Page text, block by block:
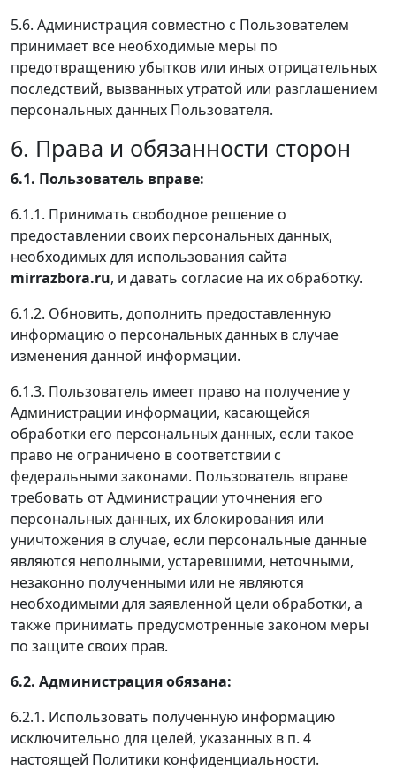
5.6. Администрация совместно с Пользователем
принимает все необходимые меры по
предотвращению убытков или иных отрицательных
последствий, вызванных утратой или разглашением
персональных данных Пользователя.
6. Права и обязанности сторон
6.1. Пользователь вправе:
6.1.1. Принимать свободное решение о
предоставлении своих персональных данных,
необходимых для использования сайта
mirrazbora.ru, и давать согласие на их обработку.
6.1.2. Обновить, дополнить предоставленную
информацию о персональных данных в случае
изменения данной информации.
6.1.3. Пользователь имеет право на получение у
Администрации информации, касающейся
обработки его персональных данных, если такое
право не ограничено в соответствии с
федеральными законами. Пользователь вправе
требовать от Администрации уточнения его
персональных данных, их блокирования или
уничтожения в случае, если персональные данные
являются неполными, устаревшими, неточными,
незаконно полученными или не являются
необходимыми для заявленной цели обработки, а
также принимать предусмотренные законом меры
по защите своих прав.
6.2. Администрация обязана:
6.2.1. Использовать полученную информацию
исключительно для целей, указанных в п. 4
настоящей Политики конфиденциальности.